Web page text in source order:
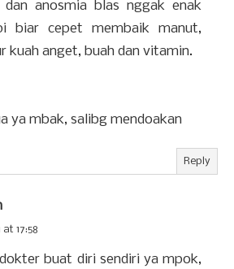
dan anosmia blas nggak enak
biar cepet membaik manut,
kuah anget, buah dan vitamin.
ya mbak, salibg mendoakan
Reply
17:58
buat diri sendiri ya mpok,